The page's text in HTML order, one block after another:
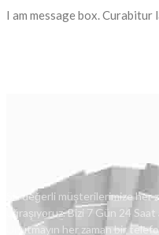
I am message box.
Siz değerli müşterilerimize her
uğraşıyoruz. Bizi 7 Gün 24
Unutmayın her zaman bir